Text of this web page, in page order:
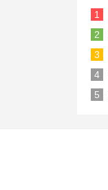
1
2
3
4
5